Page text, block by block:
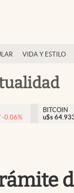
VIDA Y ESTILO
-0.06%
BITCOIN
u$s